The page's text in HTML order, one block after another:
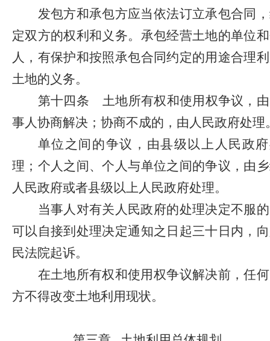
发包方和承包方应当依法订立承包合同
定双方的权利和义务。承包经营土地的单位
人，有保护和按照承包合同约定的用途合理
土地的义务。
第十四条
土地所有权和使用权争议，
事人协商解决；协商不成的，由人民政府处理
单位之间的争议，由县级以上人民政
理；个人之间、个人与单位之间的争议，由
人民政府或者县级以上人民政府处理。
当事人对有关人民政府的处理决定不服
可以自接到处理决定通知之日起三十日内，
民法院起诉。
在土地所有权和使用权争议解决前，任
方不得改变土地利用现状。